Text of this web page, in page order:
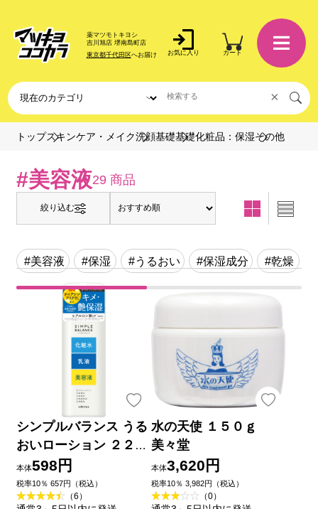
薬マツモトキヨシ
吉川旭店 堺南島町店
東京都千代田区へお届け お気に入り カート
×
トップスキンケア・メイク洗顔基礎基礎化粧品：保湿その他
#美容液29 商品
絞り込む
#美容液 #保湿 #うるおい #保湿成分 #乾燥
シンプルバランス うる
おいローション ２２０
ｍｌ ウテナ
本体598円
税率10％ 657円（税込）
（6）
水の天使 １５０ｇ
美々堂
本体3,620円
税率10％ 3,982円（税込）
（0）